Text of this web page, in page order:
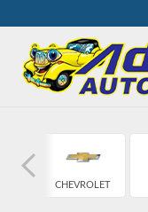
CHEVROLET